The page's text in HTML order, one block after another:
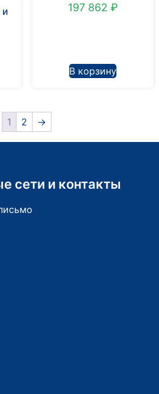
и
197 862 ₽
В корзину
1 2 →
сети и контакты